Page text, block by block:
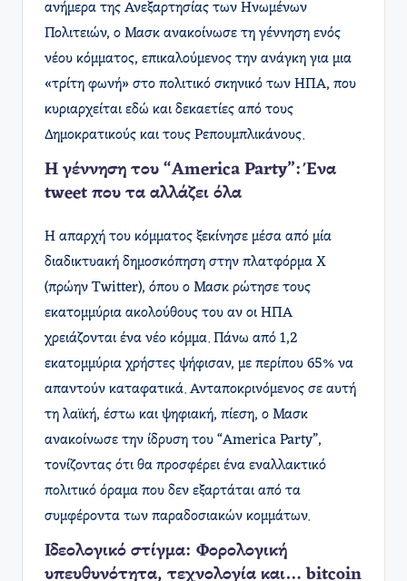
ανήμερα της Ανεξαρτησίας των Ηνωμένων
Πολιτειών, ο Μασκ ανακοίνωσε τη γέννηση ενός
νέου κόμματος, επικαλούμενος την ανάγκη για μια
«τρίτη φωνή» στο πολιτικό σκηνικό των ΗΠΑ, που
κυριαρχείται εδώ και δεκαετίες από τους
Δημοκρατικούς και τους Ρεπουμπλικάνους.
Η γέννηση του “America Party”: Ένα
tweet που τα αλλάζει όλα
Η απαρχή του κόμματος ξεκίνησε μέσα από μία
διαδικτυακή δημοσκόπηση στην πλατφόρμα Χ
(πρώην Twitter), όπου ο Μασκ ρώτησε τους
εκατομμύρια ακολούθους του αν οι ΗΠΑ
χρειάζονται ένα νέο κόμμα. Πάνω από 1,2
εκατομμύρια χρήστες ψήφισαν, με περίπου 65% να
απαντούν καταφατικά. Ανταποκρινόμενος σε αυτή
τη λαϊκή, έστω και ψηφιακή, πίεση, ο Μασκ
ανακοίνωσε την ίδρυση του “America Party”,
τονίζοντας ότι θα προσφέρει ένα εναλλακτικό
πολιτικό όραμα που δεν εξαρτάται από τα
συμφέροντα των παραδοσιακών κομμάτων.
Ιδεολογικό στίγμα: Φορολογική
υπευθυνότητα, τεχνολογία και… bitcoin